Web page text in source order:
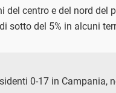
centro e del nord del
sotto del 5% in alcuni
0-17 in Campania,